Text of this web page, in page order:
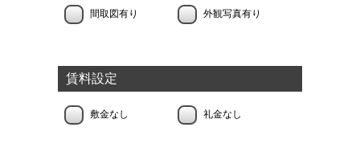
間取図有り 外観写真有り
賃料設定
敷金なし 礼金なし